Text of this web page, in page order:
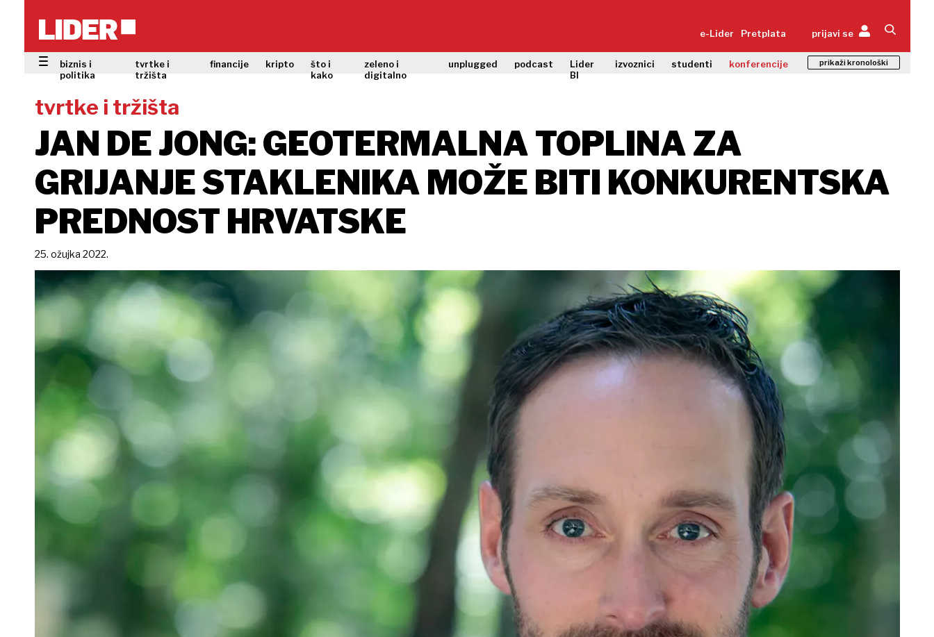
e-Lider Pretplata prijavi se
biznis i
politika
tvrtke i
tržišta
financije kripto
što i
kako
zeleno i
digitalno
unplugged podcast
Lider
BI
izvoznici studenti konferencije prikaži kronološki
tvrtke i tržišta
JAN DE JONG: GEOTERMALNA TOPLINA ZA
GRIJANJE STAKLENIKA MOŽE BITI KONKURENTSKA
PREDNOST HRVATSKE
25. ožujka 2022.